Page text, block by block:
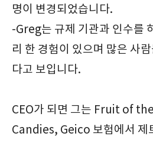
명이 변경되었습니다.
-Greg는 규제 기관과 인수를
리 한 경험이 있으며 많은 사
다고 보입니다.
CEO가 되면 그는 Fruit of
Candies, Geico 보험에서 제